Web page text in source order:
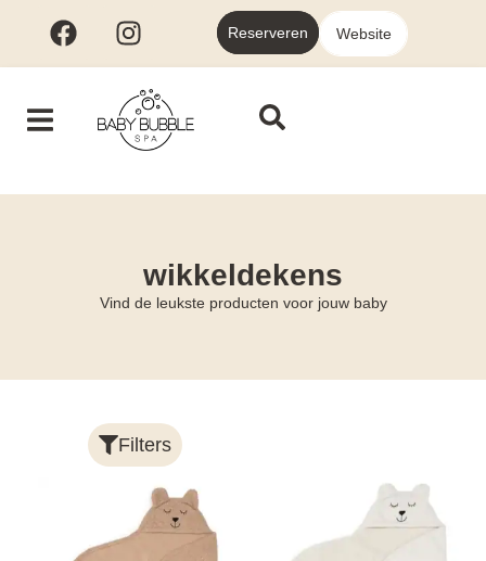
Reserveren Website
wikkeldekens
Vind de leukste producten voor jouw baby
Filters